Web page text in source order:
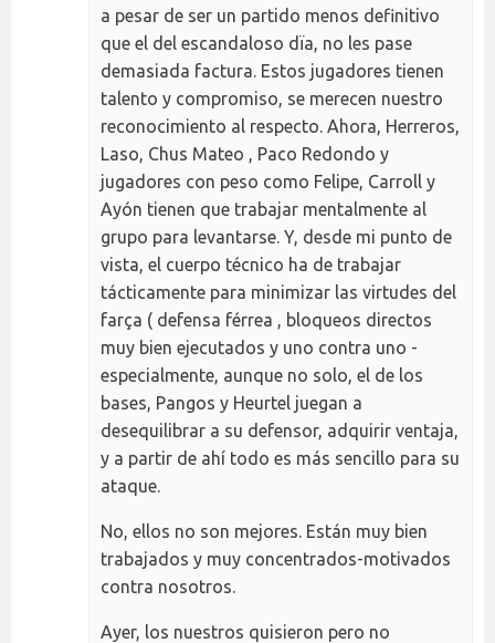
a pesar de ser un partido menos definitivo
que el del escandaloso dïa, no les pase
demasiada factura. Estos jugadores tienen
talento y compromiso, se merecen nuestro
reconocimiento al respecto. Ahora, Herreros,
Laso, Chus Mateo , Paco Redondo y
jugadores con peso como Felipe, Carroll y
Ayón tienen que trabajar mentalmente al
grupo para levantarse. Y, desde mi punto de
vista, el cuerpo técnico ha de trabajar
tácticamente para minimizar las virtudes del
farça ( defensa férrea , bloqueos directos
muy bien ejecutados y uno contra uno -
especialmente, aunque no solo, el de los
bases, Pangos y Heurtel juegan a
desequilibrar a su defensor, adquirir ventaja,
y a partir de ahí todo es más sencillo para su
ataque.
No, ellos no son mejores. Están muy bien
trabajados y muy concentrados-motivados
contra nosotros.
Ayer, los nuestros quisieron pero no